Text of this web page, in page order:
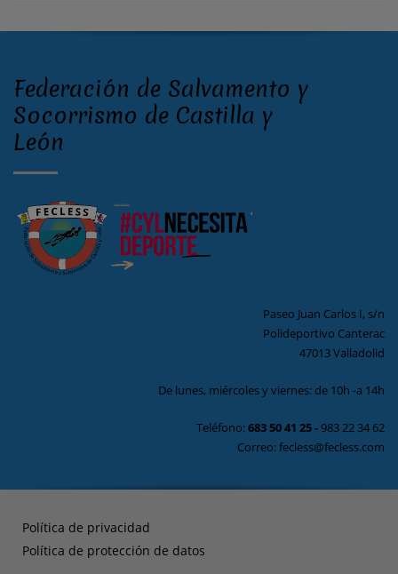
Federación de Salvamento y
Socorrismo de Castilla y
León
Paseo Juan Carlos I, s/n
Polideportivo Canterac
47013 Valladolid
De lunes, miércoles y viernes: de 10h -a 14h
Teléfono:683 50 41 25-983 22 34 62
Correo: fecless@fecless.com
Política de privacidad
Política de protección de datos